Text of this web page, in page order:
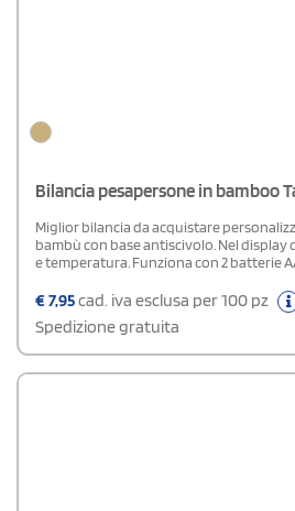
Bilancia pesapersone in bamboo
Miglior bilancia da acquistare
bambù con base antiscivolo. Nel
e temperatura. Funziona con 2 batterie
€7,95cad. iva esclusa per 100 pz
Spedizione gratuita